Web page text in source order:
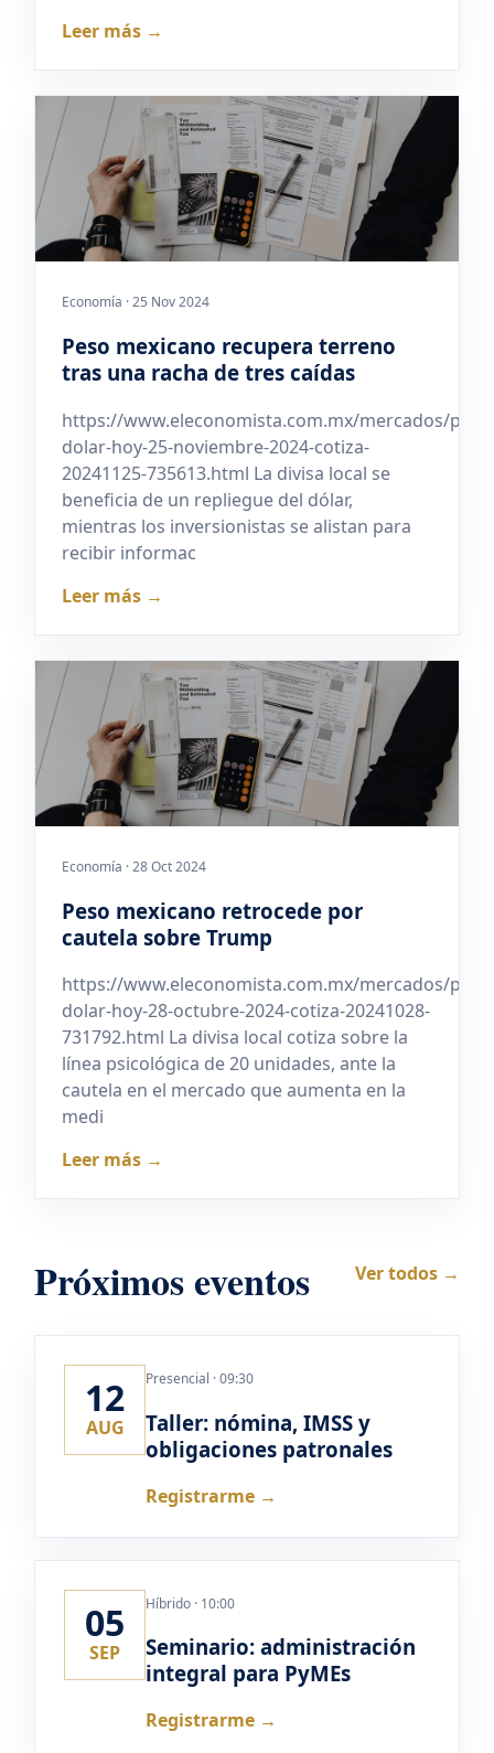
Leer más →
Economía · 25 Nov 2024
Peso mexicano recupera terreno
tras una racha de tres caídas
https://www.eleconomista.com.mx/mercados/
dolar-hoy-25-noviembre-2024-cotiza-
20241125-735613.html La divisa local se
beneficia de un repliegue del dólar,
mientras los inversionistas se alistan para
recibir informac
Leer más →
Economía · 28 Oct 2024
Peso mexicano retrocede por
cautela sobre Trump
https://www.eleconomista.com.mx/mercados/
dolar-hoy-28-octubre-2024-cotiza-20241028-
731792.html La divisa local cotiza sobre la
línea psicológica de 20 unidades, ante la
cautela en el mercado que aumenta en la
medi
Leer más →
Próximos eventos Ver todos →
12
AUG
Presencial · 09:30
Taller: nómina, IMSS y
obligaciones patronales
Registrarme →
05
SEP
Híbrido · 10:00
Seminario: administración
integral para PyMEs
Registrarme →